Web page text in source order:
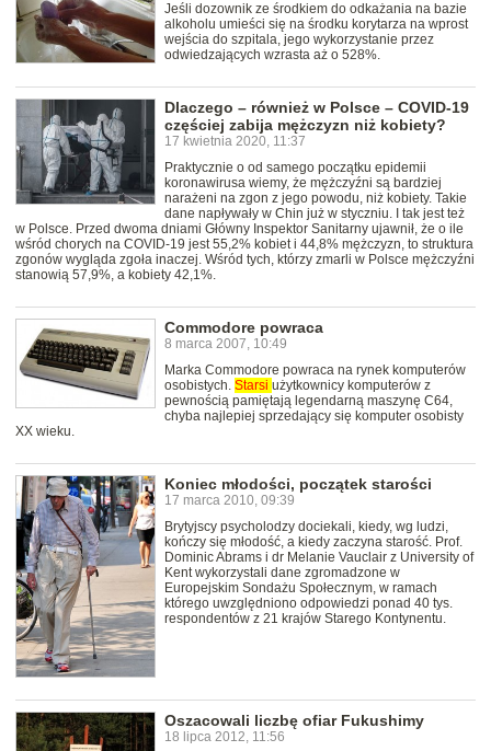
Jeśli dozownik ze środkiem do odkażania na bazie
alkoholu umieści się na środku korytarza na wprost
wejścia do szpitala, jego wykorzystanie przez
odwiedzających wzrasta aż o 528%.
Dlaczego – również w Polsce – COVID-19
częściej zabija mężczyzn niż kobiety?
17 kwietnia 2020, 11:37
Praktycznie o od samego początku epidemii
koronawirusa wiemy, że mężczyźni są bardziej
narażeni na zgon z jego powodu, niż kobiety. Takie
dane napływały w Chin już w styczniu. I tak jest też
w Polsce. Przed dwoma dniami Główny Inspektor Sanitarny ujawnił, że o ile
wśród chorych na COVID-19 jest 55,2% kobiet i 44,8% mężczyzn, to struktura
zgonów wygląda zgoła inaczej. Wśród tych, którzy zmarli w Polsce mężczyźni
stanowią 57,9%, a kobiety 42,1%.
Commodore powraca
8 marca 2007, 10:49
Marka Commodore powraca na rynek komputerów
osobistych. Starsi użytkownicy komputerów z
pewnością pamiętają legendarną maszynę C64,
chyba najlepiej sprzedający się komputer osobisty
XX wieku.
Koniec młodości, początek starości
17 marca 2010, 09:39
Brytyjscy psycholodzy dociekali, kiedy, wg ludzi,
kończy się młodość, a kiedy zaczyna starość. Prof.
Dominic Abrams i dr Melanie Vauclair z University of
Kent wykorzystali dane zgromadzone w
Europejskim Sondażu Społecznym, w ramach
którego uwzględniono odpowiedzi ponad 40 tys.
respondentów z 21 krajów Starego Kontynentu.
Oszacowali liczbę ofiar Fukushimy
18 lipca 2012, 11:56